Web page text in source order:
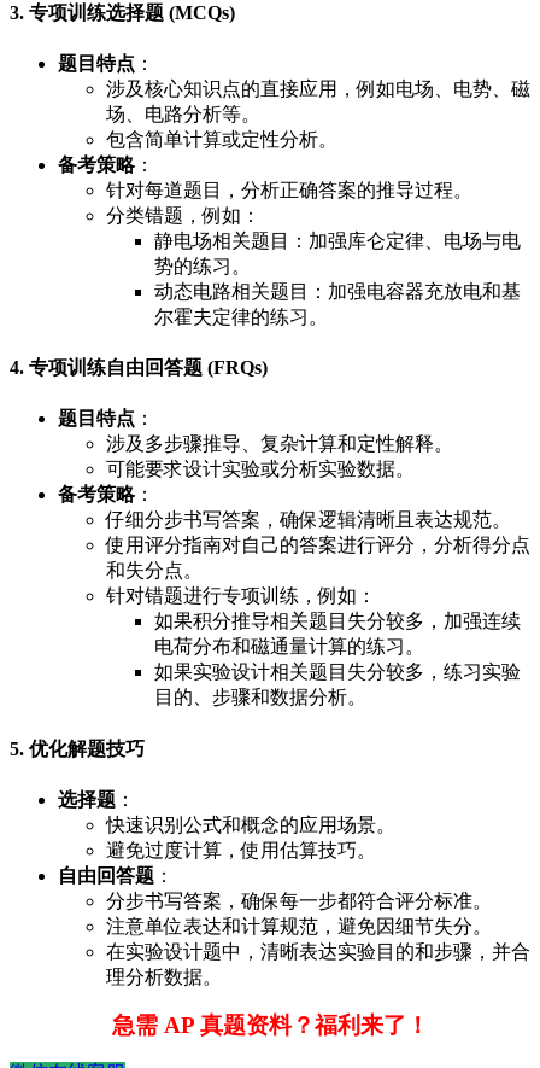
3. 专项训练选择题 (MCQs)
题目特点 ：
涉及核心知识点的直接应用，例如电场、电势、磁
场、电路分析等。
包含简单计算或定性分析。
备考策略：
针对每道题目，分析正确答案的推导过程。
分类错题，例如：
静电场相关题目：加强库仑定律、电场与电
势的练习。
动态电路相关题目：加强电容器充放电和基
尔霍夫定律的练习。
4. 专项训练自由回答题 (FRQs)
题目特点 ：
涉及多步骤推导、复杂计算和定性解释。
可能要求设计实验或分析实验数据。
备考策略：
仔细分步书写答案，确保逻辑清晰且表达规范。
使用评分指南对自己的答案进行评分，分析得分点
和失分点。
针对错题进行专项训练，例如：
如果积分推导相关题目失分较多，加强连续
电荷分布和磁通量计算的练习。
如果实验设计相关题目失分较多，练习实验
目的、步骤和数据分析。
5. 优化解题技巧
选择题 ：
快速识别公式和概念的应用场景。
避免过度计算，使用估算技巧。
自由回答题 ：
分步书写答案，确保每一步都符合评分标准。
注意单位表达和计算规范，避免因细节失分。
在实验设计题中，清晰表达实验目的和步骤，并合
理分析数据。
急需 AP 真题资料？福利来了！